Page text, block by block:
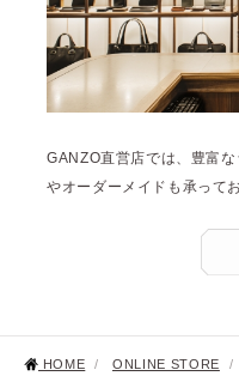
GANZO直営店では、豊富
やオーダーメイドも承って
HOME / ONLINE STORE /